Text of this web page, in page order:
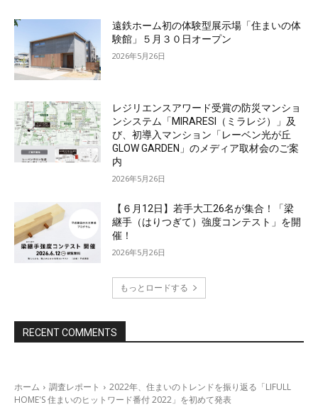
遠鉄ホーム初の体験型展示場「住まいの体
験館」５月３０日オープン
2026年5月26日
レジリエンスアワード受賞の防災マンショ
ンシステム「MIRARESI（ミラレジ）」及
び、初導入マンション「レーベン光が丘
GLOW GARDEN」のメディア取材会のご案
内
2026年5月26日
【６月12日】若手大工26名が集合！「梁
継手（はりつぎて）強度コンテスト」を開
催！
2026年5月26日
もっとロードする
RECENT COMMENTS